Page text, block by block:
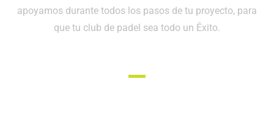
apoyamos durante todos los pasos de tu proyecto, para
que tu club de padel sea todo un Éxito.